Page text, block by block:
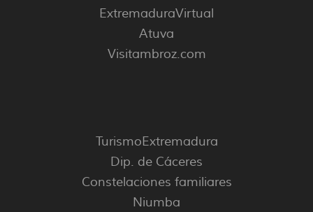
ExtremaduraVirtual
Atuva
Visitambroz.com
TurismoExtremadura
Dip. de Cáceres
Constelaciones familiares
Niumba